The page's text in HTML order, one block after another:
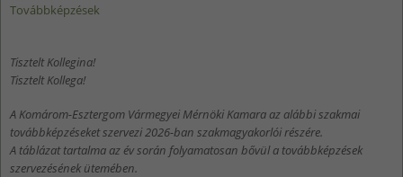
Továbbképzések
Tisztelt Kollegina!
Tisztelt Kollega!
A Komárom-Esztergom Vármegyei Mérnöki Kamara az alábbi szakmai
továbbképzéseket szervezi 2026-ban szakmagyakorlói részére.
A táblázat tartalma az év során folyamatosan bővül a továbbképzések
szervezésének ütemében.